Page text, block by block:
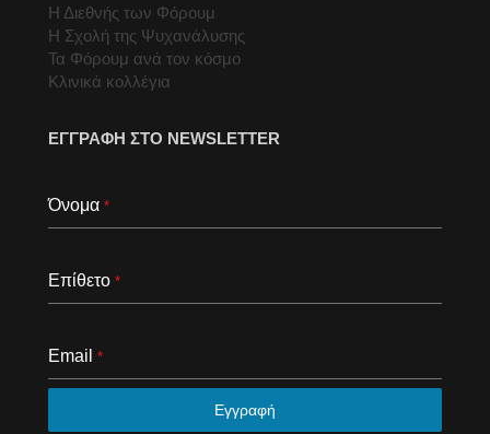
Η Διεθνής των Φόρουμ
Η Σχολή της Ψυχανάλυσης
Τα Φόρουμ ανά τον κόσμο
Κλινικά κολλέγια
ΕΓΓΡΑΦΗ ΣΤΟ NEWSLETTER
Όνομα *
Επίθετο *
Email *
Εγγραφή